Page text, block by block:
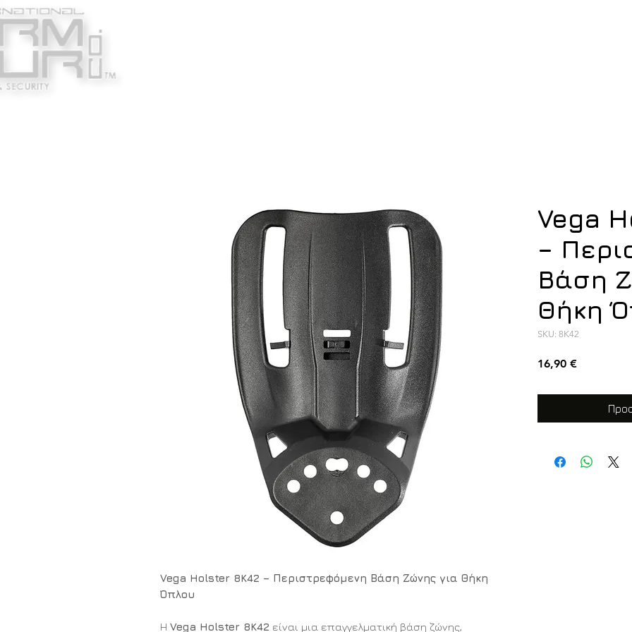
Vega Holster 8K42 – Περιστρεφόμενη Βάση Ζώνης για Θήκη
Όπλου
Η Vega Holster 8K42 είναι μια επαγγελματική βάση ζώνης,
Vega
–
Βάση
Θήκη
SKU: 8K42
16,90 €Τιμή